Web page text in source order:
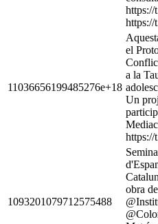
https://
11036656199485276e+18
el
a la
Un
https://
1093201079712575488
obra